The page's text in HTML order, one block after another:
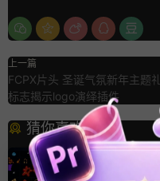
上一篇
FCPX片头 圣诞气氛新年主题
标志揭示logo演绎插件
猜你喜欢